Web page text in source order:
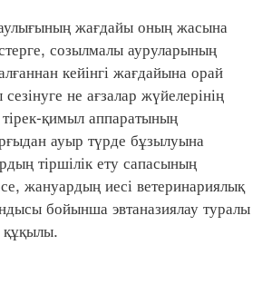
жағдайы оның жасына
созылмалы ауруларының
кейінгі жағдайына орай
не ағзалар жүйелерінің
қимыл аппаратының
ауыр түрде бұзылуына
тіршілік ету сапасының
жануардың иесі ветеринариялық
бойынша эвтаназиялау туралы